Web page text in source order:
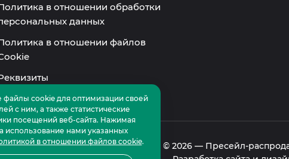
в отношении обработки
данных
в отношении файлов
ски-пассы Большой Вудъявр © 2026 — Пресейл-
файлы cookie для оптимизации своей
с ним, а также статистические
посещений веб-сайта. Нажимая
использование нами указанных
в отношении файлов cookie.